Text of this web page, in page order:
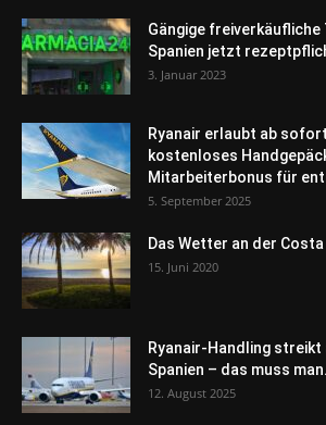
Gängige
Spanien jetzt
3. Januar 2023
Ryanair erlaubt ab
kostenloses
Mitarbeiterbonus für
5. September 2025
Das Wetter an der Costa
15. Juni 2020
Ryanair-Handling streikt
Spanien – das muss
12. August 2025